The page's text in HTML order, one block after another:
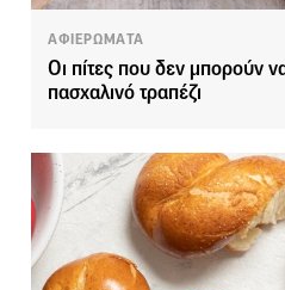
ΑΦΙΕΡΩΜΑΤΑ
Οι πίτες που δεν μπορούν
πασχαλινό τραπέζι